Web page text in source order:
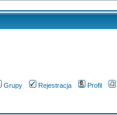
Grupy Rejestracja Profil